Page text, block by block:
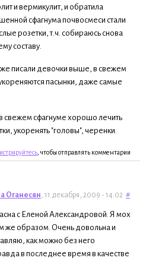
и вермикулит, и обратила
сфагнума почвосмеси стали
розетки, т.ч. собираюсь снова
составу.
писали девочки выше, в свежем
пасынки, даже самые
свежем сфагнуме хорошо лечить
укоренять "головы", черенки.
, чтобы отправлять комментарии
Оганесян, 11 декабря, 2009 - 14:02 #
с Еленой Александровой. Я мох
же образом. Очень довольна и
как можно без него
в последнее время в качестве